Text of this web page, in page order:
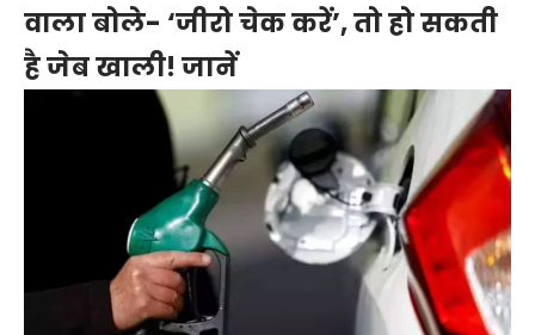
वाला बोले- ‘जीरो चेक करें’, तो हो सकती
है जेब खाली! जानें